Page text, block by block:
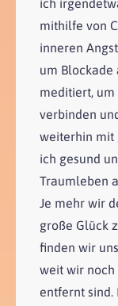
ich
mithilfe von
inneren
um Blockade
meditiert,
verbinden
weiterhin mit
ich gesund
Traumleben
Je mehr wir
große Glück
finden wir
weit wir
entfernt sind.